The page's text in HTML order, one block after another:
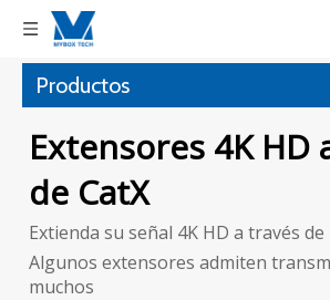
Productos
Extensores 4K HD
de CatX
Extienda su señal 4K HD a través
Algunos extensores admiten
muchos